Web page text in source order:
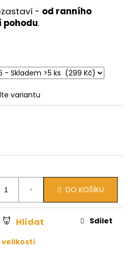
- od ranního
pohodu.
variantu
DO KOŠÍKU
Hlídat Sdílet